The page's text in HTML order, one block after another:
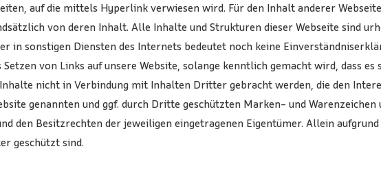
auf die mittels Hyperlink verwiesen wird. Für den Inhalt anderer
von deren Inhalt. Alle Inhalte und Strukturen dieser Webseite sind
in sonstigen Diensten des Internets bedeutet noch keine
von Links auf unsere Website, solange kenntlich gemacht wird, dass
nicht in Verbindung mit Inhalten Dritter gebracht werden, die den
genannten und ggf. durch Dritte geschützten Marken- und
den Besitzrechten der jeweiligen eingetragenen Eigentümer. Allein
geschützt sind.